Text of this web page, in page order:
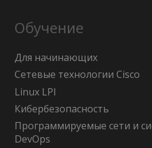
Обучение
Для начинающих
Сетевые технологии Cisco
Linux LPI
Кибербезопасность
Программируемые сети и
DevOps